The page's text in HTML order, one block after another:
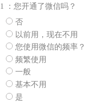
1 ：您开通了微信吗？
否
以前用，现在不用
您使用微信的频率？
频繁使用
一般
基本不用
是